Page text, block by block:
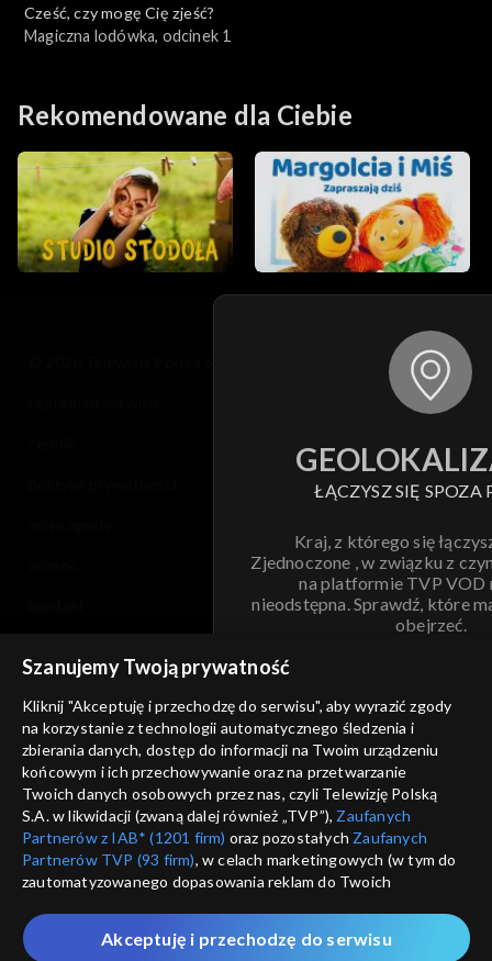
Cześć, czy mogę Cię zjeść?
Magiczna lodówka, odcinek 1
Rekomendowane dla Ciebie
ŁĄCZYSZ SIĘ SPOZA
Kraj, z którego się
Zjednoczone , w związku z
na platformie TVP VOD
nieodstępna. Sprawdź, które
obejrzeć.
ANULUJ
informacje o dostawcy usług
Szanujemy Twoją prywatność
Kliknij "Akceptuję i przechodzę do serwisu", aby wyrazić zgody
na korzystanie z technologii automatycznego śledzenia i
zbierania danych, dostęp do informacji na Twoim urządzeniu
końcowym i ich przechowywanie oraz na przetwarzanie
Twoich danych osobowych przez nas, czyli Telewizję Polską
S.A. w likwidacji (zwaną dalej również „TVP”), Zaufanych
Partnerów z IAB* (1201 firm) oraz pozostałych Zaufanych
Partnerów TVP (93 firm), w celach marketingowych (w tym do
zautomatyzowanego dopasowania reklam do Twoich
które wskazujemy poniżej, a także zgody na udostępnianie
przez nas identyfikatora PPID do Google.
Akceptuję i przechodzę do serwisu